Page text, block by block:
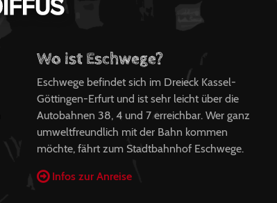
Wo ist Eschwege?
Eschwege befindet sich im Dreieck Kassel-
Göttingen-Erfurt und ist sehr leicht über die
Autobahnen 38, 4 und 7 erreichbar. Wer ganz
umweltfreundlich mit der Bahn kommen
möchte, fährt zum Stadtbahnhof Eschwege.
Infos zur Anreise